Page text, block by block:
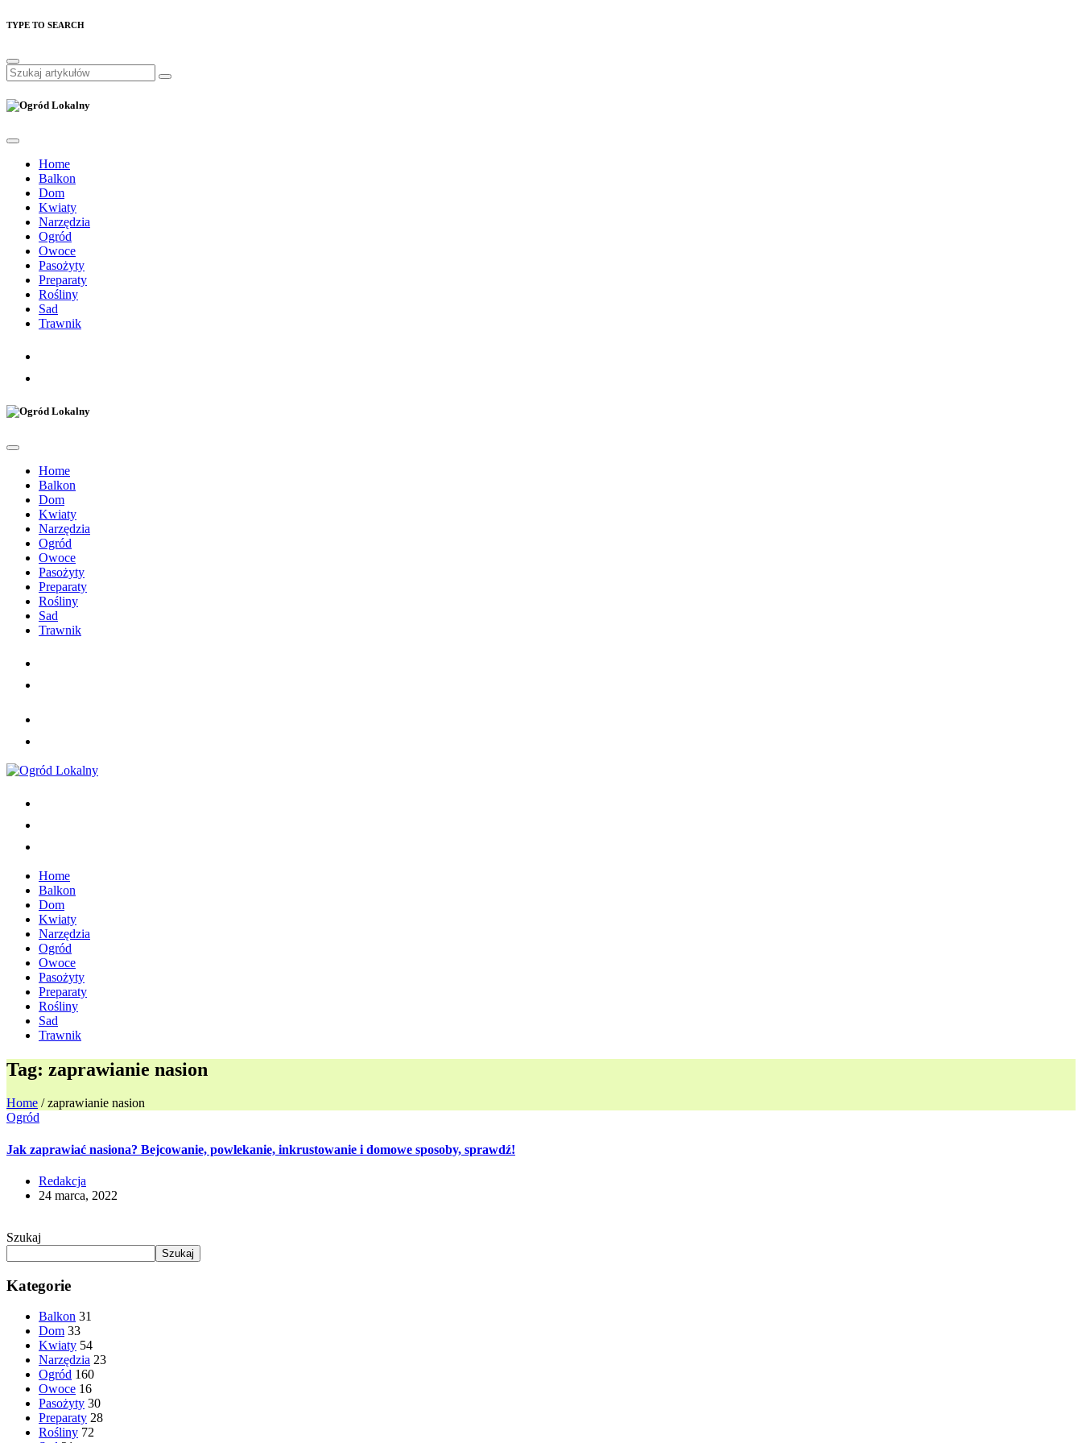
TYPE TO SEARCH
Home
Balkon
Dom
Kwiaty
Narzędzia
Ogród
Owoce
Pasożyty
Preparaty
Rośliny
Sad
Trawnik
Home
Balkon
Dom
Kwiaty
Narzędzia
Ogród
Owoce
Pasożyty
Preparaty
Rośliny
Sad
Trawnik
Home
Balkon
Dom
Kwiaty
Narzędzia
Ogród
Owoce
Pasożyty
Preparaty
Rośliny
Sad
Trawnik
Tag: zaprawianie nasion
Home /zaprawianie nasion
Ogród
Jak zaprawiać nasiona? Bejcowanie, powlekanie, inkrustowanie i domowe sposoby, sprawdź!
Redakcja
24 marca, 2022
Szukaj
Szukaj
Kategorie
Balkon 31
Dom 33
Kwiaty 54
Narzędzia 23
Ogród 160
Owoce 16
Pasożyty 30
Preparaty 28
Rośliny 72